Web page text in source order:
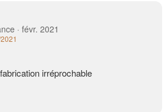
· févr. 2021
irréprochable